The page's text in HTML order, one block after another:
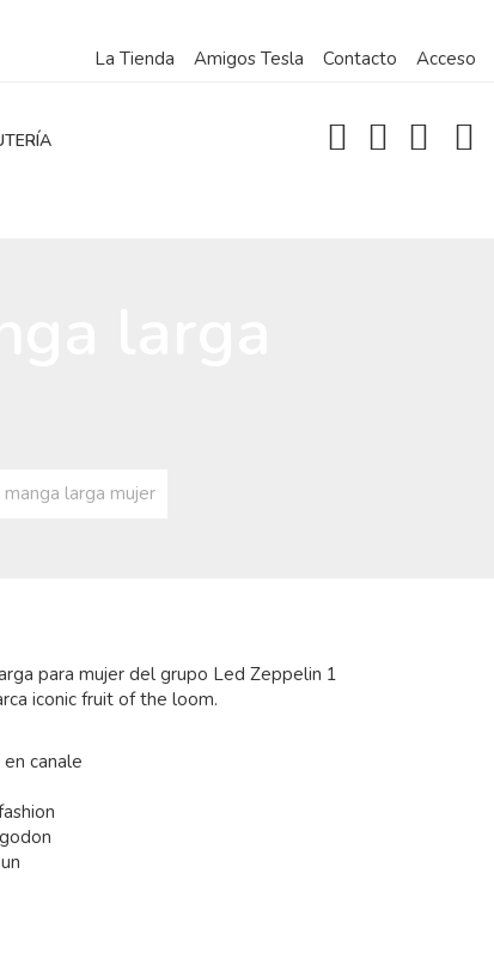
La Tienda
Amigos Tesla Contacto Acceso
larga mujer
para mujer del grupo Led Zeppelin 1
iconic fruit of the loom.
canale